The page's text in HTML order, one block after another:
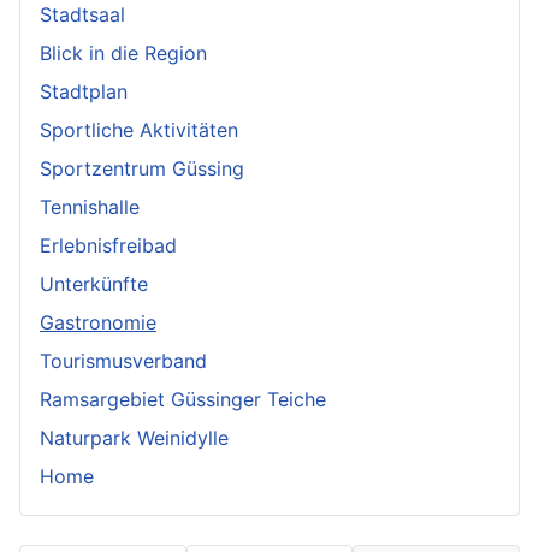
Stadtsaal
Blick in die Region
Stadtplan
Sportliche Aktivitäten
Sportzentrum Güssing
Tennishalle
Erlebnisfreibad
Unterkünfte
Gastronomie
Tourismusverband
Ramsargebiet Güssinger Teiche
Naturpark Weinidylle
Home